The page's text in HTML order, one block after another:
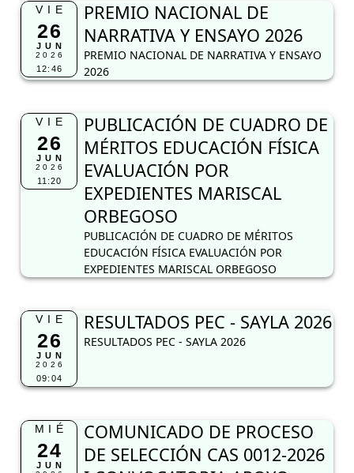
VIE
26
JUN
2026
12:46
PREMIO NACIONAL DE
NARRATIVA Y ENSAYO 2026
PREMIO NACIONAL DE NARRATIVA Y ENSAYO
2026
VIE
26
JUN
2026
11:20
PUBLICACIÓN DE CUADRO DE
MÉRITOS EDUCACIÓN FÍSICA
EVALUACIÓN POR
EXPEDIENTES MARISCAL
ORBEGOSO
PUBLICACIÓN DE CUADRO DE MÉRITOS
EDUCACIÓN FÍSICA EVALUACIÓN POR
EXPEDIENTES MARISCAL ORBEGOSO
VIE
26
JUN
2026
09:04
RESULTADOS PEC - SAYLA 2026
RESULTADOS PEC - SAYLA 2026
MIÉ
24
JUN
COMUNICADO DE PROCESO
DE SELECCIÓN CAS 0012-2026